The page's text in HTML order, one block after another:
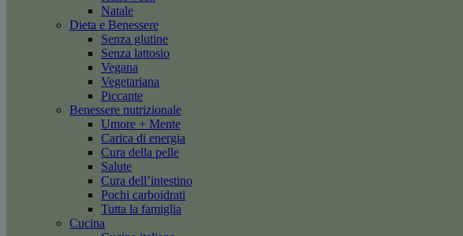
Natale
Dieta e Benessere
Senza glutine
Senza lattosio
Vegana
Vegetariana
Piccante
Benessere nutrizionale
Umore + Mente
Carica di energia
Cura della pelle
Salute
Cura dell’intestino
Pochi carboidrati
Tutta la famiglia
Cucina